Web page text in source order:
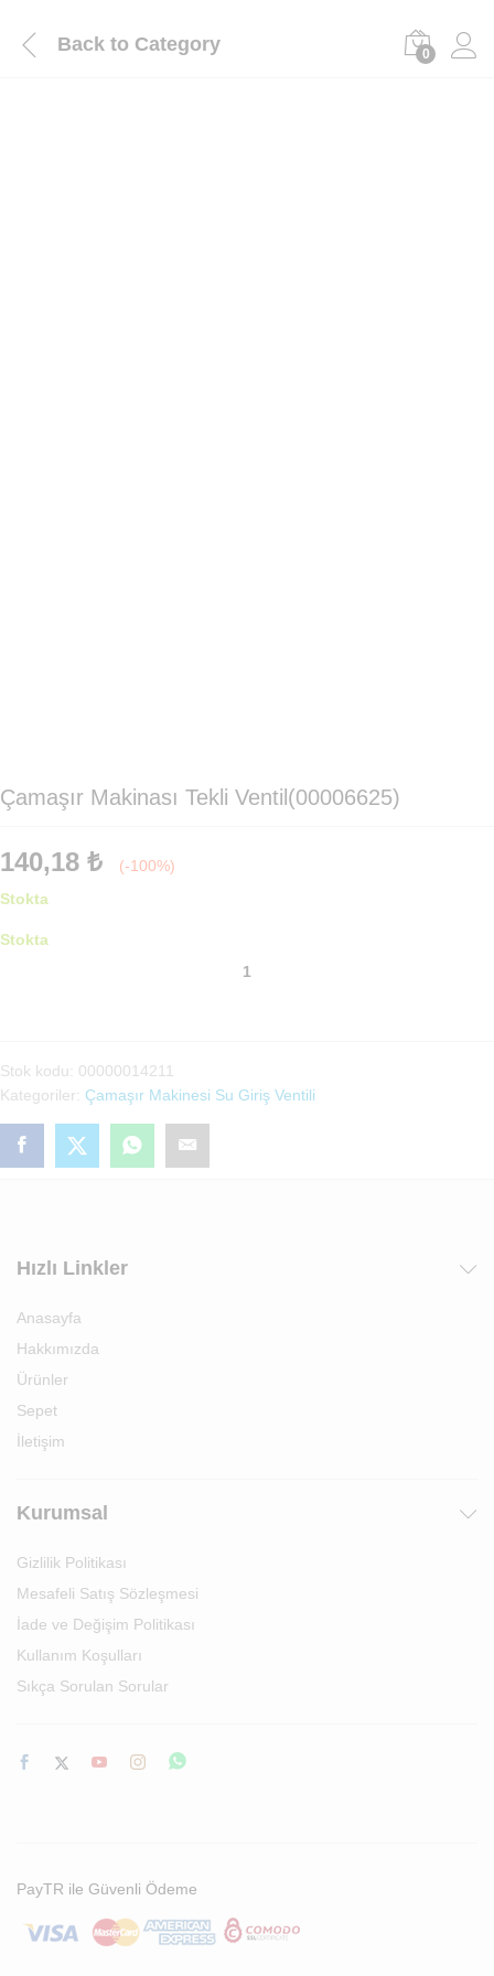
Back to Category 0
Çamaşır Makinası Tekli Ventil(00006625)
140,18 ₺
(-100%)
Stokta
Stokta
Stok kodu: 00000014211
Kategoriler: Çamaşır Makinesi Su Giriş Ventili
Hızlı Linkler
Anasayfa
Hakkımızda
Ürünler
Sepet
İletişim
Kurumsal
Gizlilik Politikası
Mesafeli Satış Sözleşmesi
İade ve Değişim Politikası
Kullanım Koşulları
Sıkça Sorulan Sorular
PayTR ile Güvenli Ödeme